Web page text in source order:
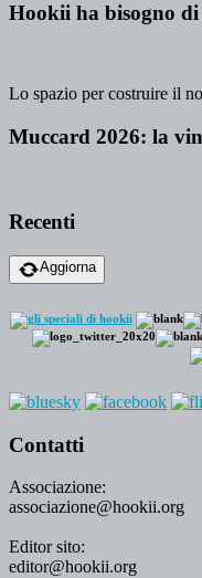
Hookii ha bisogno
Lo spazio per costruire il
Muccard 2026: la
Recenti
Aggiorna
Contatti
Associazione:
associazione@hookii.org
Editor sito:
editor@hookii.org